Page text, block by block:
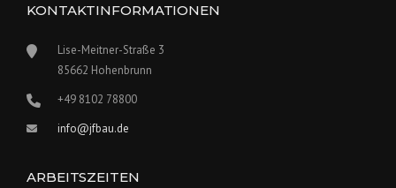
KONTAKTINFORMATIONEN
Lise-Meitner-Straße 3
85662 Hohenbrunn
+49 8102 78800
info@jfbau.de
ARBEITSZEITEN